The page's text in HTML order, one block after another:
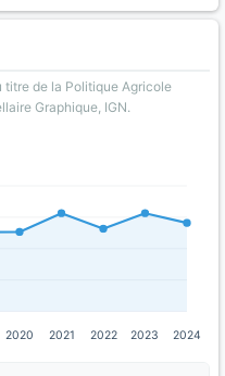
titre de la Politique Agricole
Graphique, IGN.
2020 2021 2022 2023 2024